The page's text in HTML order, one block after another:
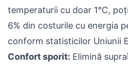
temperaturii cu doar 1°C,
6% din costurile cu energia
conform statisticilor Uniunii
Confort sporit: Elimină